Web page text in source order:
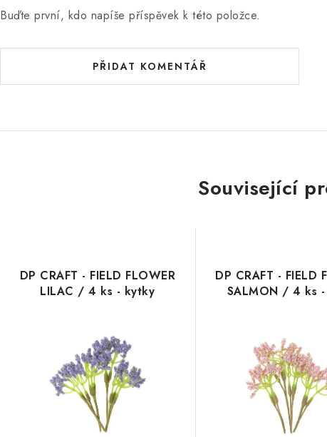
Buďte první, kdo napíše příspěvek k této položce.
PŘIDAT KOMENTÁŘ
Související
DP CRAFT - FIELD FLOWER
LILAC / 4 ks - kytky
DP CRAFT - FIELD
SALMON / 4 ks